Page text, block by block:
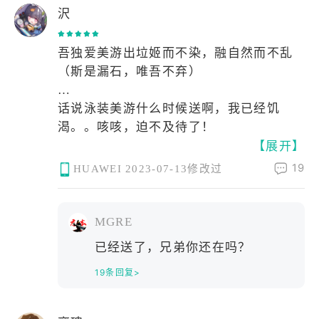
春』
而身为大人和老师，与孩子和学生一同面
对绝望，这就是『希望』
沢
吾独爱美游出垃姬而不染，融自然而不乱
（斯是漏石，唯吾不弃）
…
话说泳装美游什么时候送啊，我已经饥
渴。。咳咳，迫不及待了！
【展开】
HUAWEI 2023-07-13修改过 19
MGRE
已经送了，兄弟你还在吗？
19条回复>